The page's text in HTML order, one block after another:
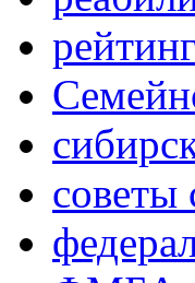
рейтинг
советы